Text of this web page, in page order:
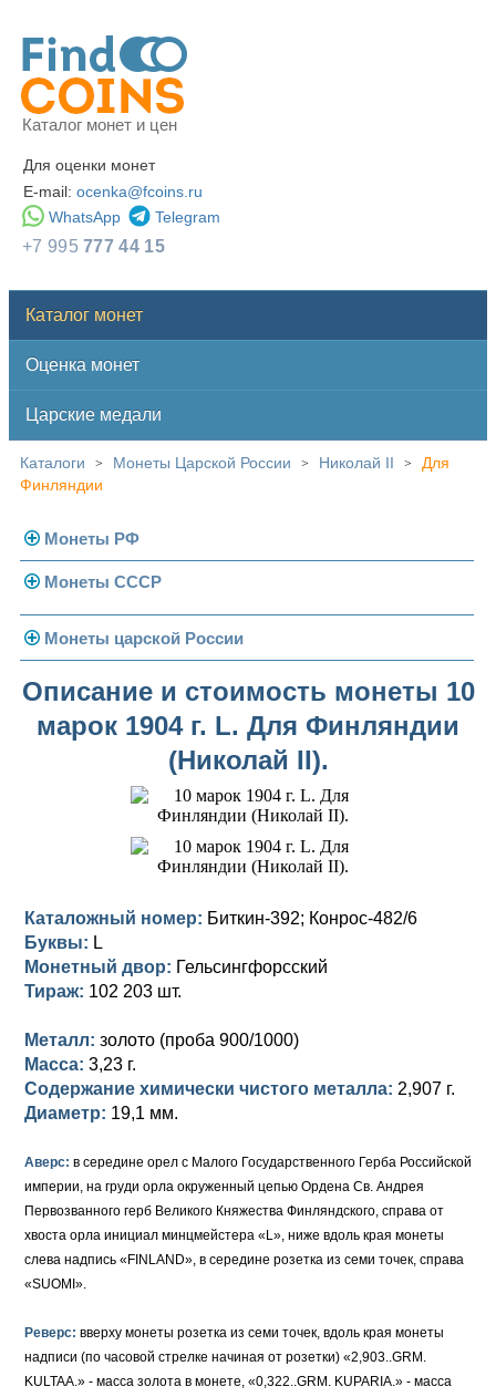
Каталог монет и цен
Для оценки монет
E-mail: ocenka@fcoins.ru
WhatsApp
Telegram
+7 995777 44 15
Каталог монет
Оценка монет
Царские медали
Каталоги > Монеты Царской России > Николай II >
Для
Финляндии
Монеты РФ
Современная Россия
Монеты 1991-1993 гг.
Монеты СССР
Погодовка СССР
Монеты 1958 года
Золотые червонцы
Памятные и юбилейные
Монеты царской России
Николай II (1894-1917)
Золото
Германская оккупация
Для Финляндии
Памятные и донативные
Александр III (1881-1894)
Для Финляндии
Памятные и донативные
Александр II (1855-1881)
Медь
Для Финляндии
Памятные и донативные
Николай I (1825-1855)
Платина, золото
Серебро
Для Грузии
Русско-Польские
Для Польши
Александр I (1801-1825)
Золото
Серебро
Медь
Для Грузии
Для Польши
Павел I (1796-1801)
Серебро
Медь
Екатерина II (1762-1796)
Золото
Серебро
Медь
Для Молдавии и Валахии
Таврические монеты
Петр III (1762)
Елизавета I (1741-1762)
Золото
Медь
Для Пруссии
Иоанн Антонович (1740-1741)
Петр II (1727-1730)
Серебро
Описание и стоимость монеты 10
марок 1904 г. L. Для Финляндии
(Николай II).
Каталожный номер: Биткин-392; Конрос-482/6
Буквы: L
Монетный двор: Гельсингфорсский
Тираж: 102 203 шт.
Металл: золото (проба 900/1000)
Масса: 3,23 г.
Содержание химически чистого металла: 2,907 г.
Диаметр: 19,1 мм.
Аверс: в середине орел с Малого Государственного Герба Российской
империи, на груди орла окруженный цепью Ордена Св. Андрея
Первозванного герб Великого Княжества Финляндского, справа от
хвоста орла инициал минцмейстера «L», ниже вдоль края монеты
слева надпись «FINLAND», в середине розетка из семи точек, справа
«SUOMI».
Реверс: вверху монеты розетка из семи точек, вдоль края монеты
надписи (по часовой стрелке начиная от розетки) «2,903..GRM.
KULTAA.» - масса золота в монете, «0,322..GRM. KUPARIA.» - масса